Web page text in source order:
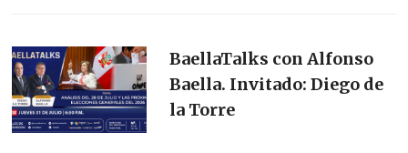
BaellaTalks con Alfonso
Baella. Invitado: Diego de
la Torre